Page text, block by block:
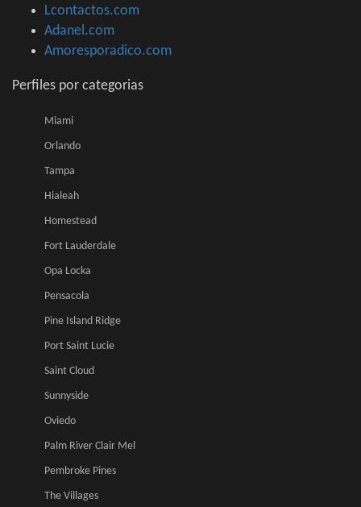
Lcontactos.com
Adanel.com
Amoresporadico.com
Perfiles por categorias
Miami
Orlando
Tampa
Hialeah
Homestead
Fort Lauderdale
Opa Locka
Pensacola
Pine Island Ridge
Port Saint Lucie
Saint Cloud
Sunnyside
Oviedo
Palm River Clair Mel
Pembroke Pines
The Villages